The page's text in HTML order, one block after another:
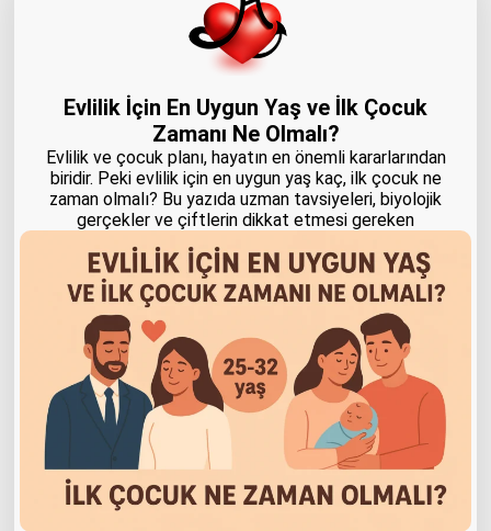
Evlilik İçin En Uygun Yaş ve İlk Çocuk
Zamanı Ne Olmalı?
Evlilik ve çocuk planı, hayatın en önemli kararlarından
biridir. Peki evlilik için en uygun yaş kaç, ilk çocuk ne
zaman olmalı? Bu yazıda uzman tavsiyeleri, biyolojik
gerçekler ve çiftlerin dikkat etmesi gereken